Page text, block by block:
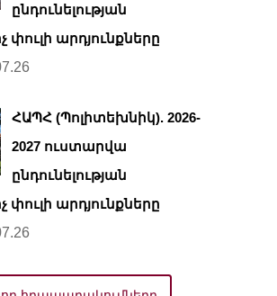
ընդունելության
փուլի արդյունքները
ՀԱՊՀ (Պոլիտեխնիկ). 2026-
2027 ուստարվա
ընդունելության
փուլի արդյունքները